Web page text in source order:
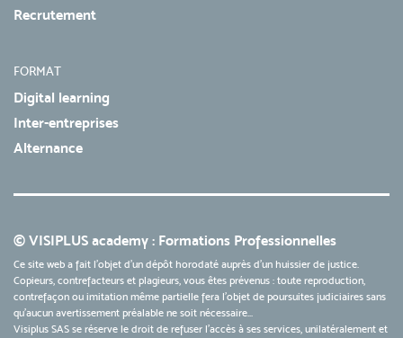
Recrutement
FORMAT
Digital learning
Inter-entreprises
Alternance
© VISIPLUS academy : Formations Professionnelles
Ce site web a fait l'objet d'un dépôt horodaté auprès d'un huissier de justice.
Copieurs, contrefacteurs et plagieurs, vous êtes prévenus : toute reproduction,
contrefaçon ou imitation même partielle fera l'objet de poursuites judiciaires sans
qu’aucun avertissement préalable ne soit nécessaire...
Visiplus SAS se réserve le droit de refuser l'accès à ses services, unilatéralement et